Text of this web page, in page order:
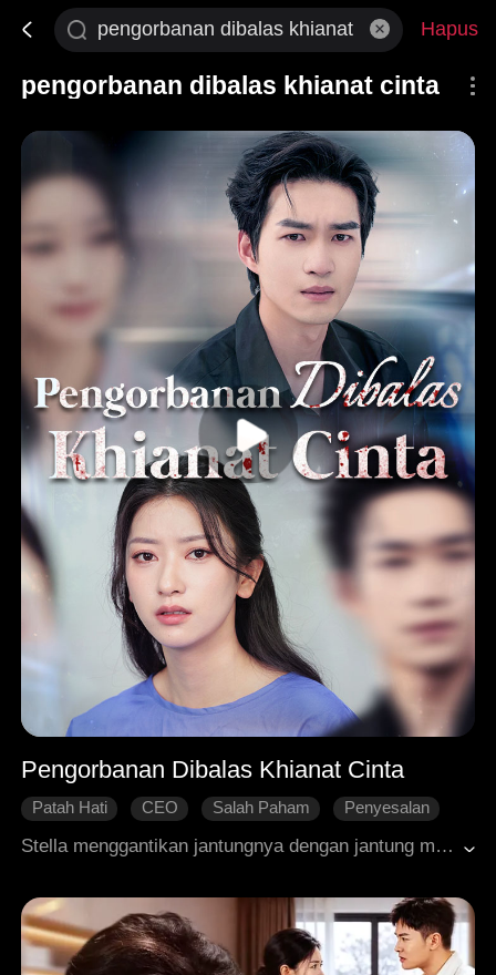
Hapus
pengorbanan dibalas khianat cinta
Pengorbanan Dibalas Khianat Cinta
Patah Hati CEO Salah Paham
Penyesalan
Stella menggantikan jantungnya dengan jantung mekanik demi menyelamatkan Louis. Pengorbanan tersebut justru memicu kesalahpahaman tragis yang membuat Louis meninggalkannya. Saat pertemuan mereka yang tak terduga, Louis telah berubah menjadi seorang CEO sukses yang selalu ditemani kekasih barunya, Kay. Pada suatu pesta megah, cemoohan pedas Louis yang tak henti-hentinya membuat jantung mekanik Stella mengalami kegagalan fatal. Di ambang keruntuhannya, sahabat Stella datang membela dan membongkar rahasia transplantasi jantung itu. Kebenaran yang terungkap itu menghancurkan Louis dengan penyesalan tak bertepi.